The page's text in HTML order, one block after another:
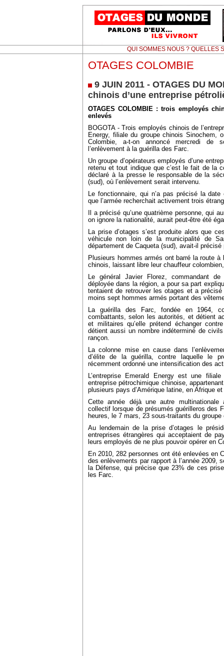
QUI SOMMES NOUS ? QUELLES
OTAGES COLOMBIE
9 JUIN 2011 - OTAGES DU
chinois d’une entreprise
OTAGES COLOMBIE : trois employés
enlevés
BOGOTA - Trois employés chinois de
Energy, filiale du groupe chinois Sinochem,
Colombie, a-t-on annoncé mercredi de
l’enlèvement à la guérilla des Farc.
Un groupe d’opérateurs employés d’une
retenu et tout indique que c’est le fait de la
déclaré à la presse le responsable de la
(sud), où l’enlèvement serait intervenu.
Le fonctionnaire, qui n’a pas précisé la
que l’armée recherchait activement trois
Il a précisé qu’une quatrième personne, qui
on ignore la nationalité, aurait peut-être été
La prise d’otages s’est produite alors que
véhicule non loin de la municipalité de
département de Caqueta (sud), avait-il
Plusieurs hommes armés ont barré la route
chinois, laissant libre leur chauffeur
Le général Javier Florez, commandant de
déployée dans la région, a pour sa part
tentaient de retrouver les otages et a
moins sept hommes armés portant des
La guérilla des Farc, fondée en 1964,
combattants, selon les autorités, et détient
et militaires qu’elle prétend échanger
détient aussi un nombre indéterminé de
rançon.
La colonne mise en cause dans
d’élite de la guérilla, contre laquelle le
récemment ordonné une intensification des
L’entreprise Emerald Energy est une
entreprise pétrochimique chinoise,
plusieurs pays d’Amérique latine, en Afrique
Cette année déjà une autre
collectif lorsque de présumés guérilleros des
heures, le 7 mars, 23 sous-traitants du
Au lendemain de la prise d’otages le
entreprises étrangères qui acceptaient de
leurs employés de ne plus pouvoir opérer en
En 2010, 282 personnes ont été enlevées en
des enlèvements par rapport à l’année 2009,
la Défense, qui précise que 23% de ces
les Farc.